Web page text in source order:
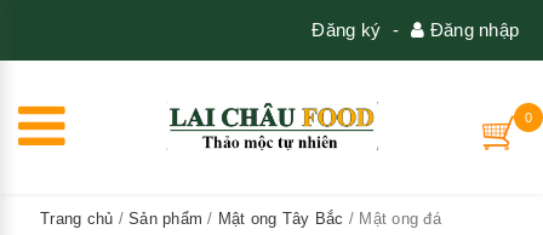
Đăng nhập
-
Đăng ký
0
Trang chủ / Sản phẩm / Mật ong Tây Bắc / Mật ong đá